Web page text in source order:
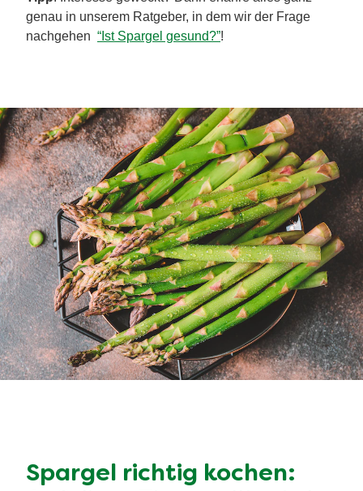
genau in unserem Ratgeber, in dem wir der Frage
nachgehen “Ist Spargel gesund?”!
Spargel richtig kochen: